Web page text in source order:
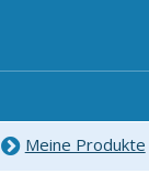
Meine Produkte